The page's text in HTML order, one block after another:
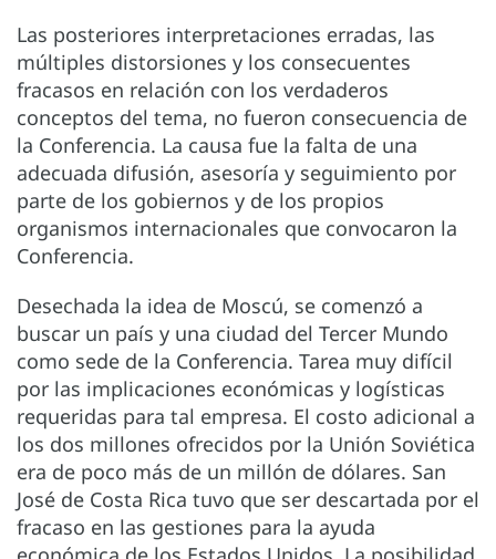
Las posteriores interpretaciones erradas, las
múltiples distorsiones y los consecuentes
fracasos en relación con los verdaderos
conceptos del tema, no fueron consecuencia de
la Conferencia. La causa fue la falta de una
adecuada difusión, asesoría y seguimiento por
parte de los gobiernos y de los propios
organismos internacionales que convocaron la
Conferencia.
Desechada la idea de Moscú, se comenzó a
buscar un país y una ciudad del Tercer Mundo
como sede de la Conferencia. Tarea muy difícil
por las implicaciones económicas y logísticas
requeridas para tal empresa. El costo adicional a
los dos millones ofrecidos por la Unión Soviética
era de poco más de un millón de dólares. San
José de Costa Rica tuvo que ser descartada por el
fracaso en las gestiones para la ayuda